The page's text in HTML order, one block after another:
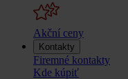
Akční ceny
Kontakty
Firemné kontakty
Kde kúpiť